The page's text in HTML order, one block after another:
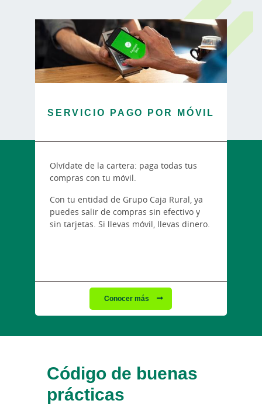
SERVICIO PAGO POR MÓVIL
Olvídate de la cartera: paga todas tus
compras con tu móvil.
Con tu entidad de Grupo Caja Rural, ya
puedes salir de compras sin efectivo y
sin tarjetas. Si llevas móvil, llevas dinero.
Conocer más
Código de buenas
prácticas